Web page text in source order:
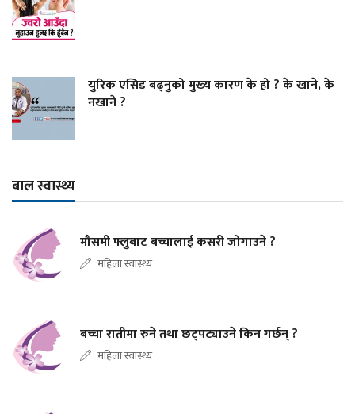
युरिक एसिड बढ्नुको मुख्य कारण के हो ? के खाने, के
नखाने ?
बाल स्वास्थ्य
मौसमी फ्लुबाट बच्चालाई कसरी जोगाउने ?
महिला स्वास्थ्य
बच्चा रातीमा रुने तथा छट्पट्याउने किन गर्छन् ?
महिला स्वास्थ्य